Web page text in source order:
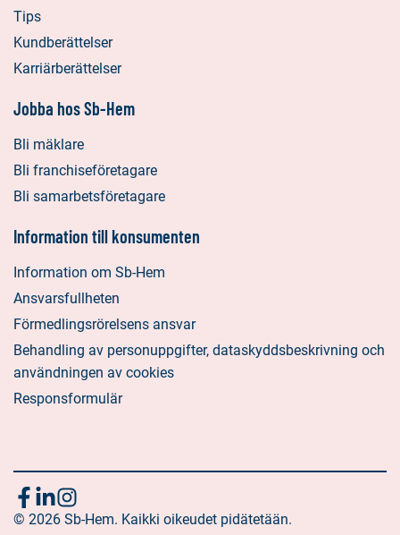
Tips
Kundberättelser
Karriärberättelser
Jobba hos Sb-Hem
Bli mäklare
Bli franchiseföretagare
Bli samarbetsföretagare
Information till konsumenten
Information om Sb-Hem
Ansvarsfullheten
Förmedlingsrörelsens ansvar
Behandling av personuppgifter, dataskyddsbeskrivning och
användningen av cookies
Responsformulär
Följ
Sociala
media:
Sociala
media:
Sociala
media:
© 2026 Sb-Hem. Kaikki oikeudet pidätetään.